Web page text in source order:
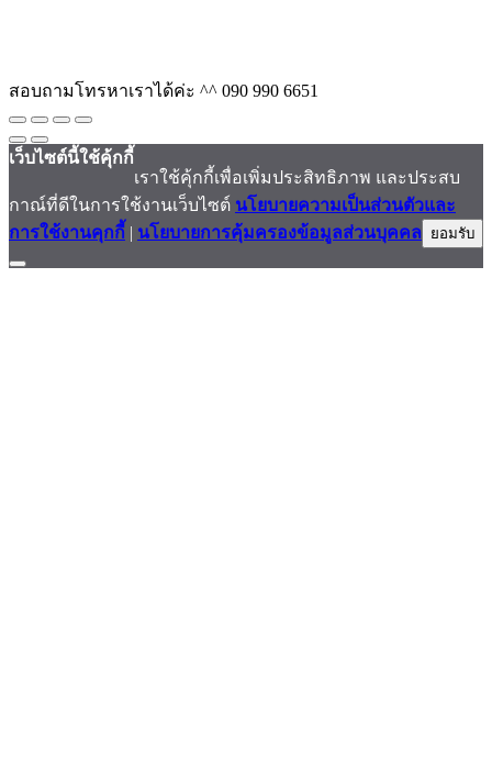
สอบถามโทรหาเราได้ค่ะ ^^ 090 990 6651
เว็บไซต์นี้ใช้คุ้กกี้
เราใช้คุ้กกี้เพื่อเพิ่มประสิทธิภาพ และประสบ
กาณ์ที่ดีในการใช้งานเว็บไซต์ นโยบายความเป็นส่วนตัวและ
การใช้งานคุกกี้ | นโยบายการคุ้มครองข้อมูลส่วนบุคคล ยอมรับ